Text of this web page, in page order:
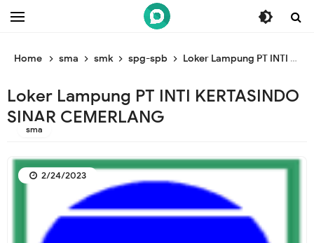
/* ganti br end */
Home sma smk spg-spb Loker Lampung PT INTI KERTASINDO SINAR CEMERLANG
Loker Lampung PT INTI KERTASINDO
SINAR CEMERLANG
sma
2/24/2023